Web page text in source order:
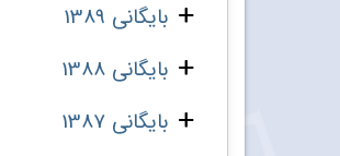
بایگانی 1389
بایگانی 1388
بایگانی 1387